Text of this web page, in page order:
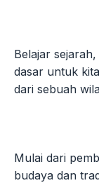
Belajar
dasar untuk
dari sebuah
Mulai dari
budaya dan